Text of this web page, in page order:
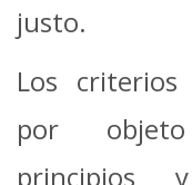
justo.
Los
por
principios